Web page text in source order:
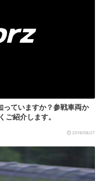
っていますか？参戦車両か
ご紹介します。
2019/08/27